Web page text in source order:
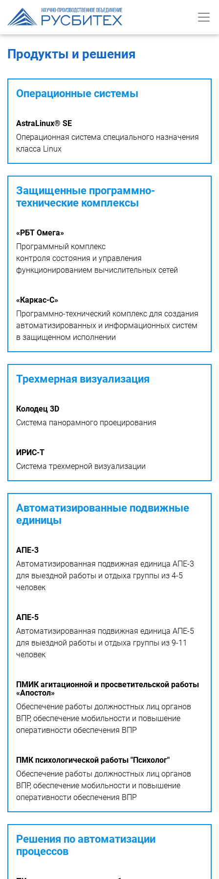
Продукты и решения
Операционные системы
AstraLinux® SE
Операционная система специального назначения
класса Linux
Защищенные программно-
технические комплексы
«РБТ Омега»
Программный комплекс
контроля состояния и управления
функционированием вычислительных сетей
«Каркас-С»
Программно-технический комплекс для создания
автоматизированных и информационных систем
в защищенном исполнении
Трехмерная визуализация
Колодец 3D
Система панорамного проецирования
ИРИС-Т
Система трехмерной визуализации
Автоматизированные подвижные
единицы
АПЕ-3
Автоматизированная подвижная единица АПЕ-3
для выездной работы и отдыха группы из 4-5
человек
АПЕ-5
Автоматизированная подвижная единица АПЕ-5
для выездной работы и отдыха группы из 9-11
человек
ПМИК агитационной и просветительской работы
«Апостол»
Обеспечение работы должностных лиц органов
ВПР, обеспечение мобильности и повышение
оперативности обеспечения ВПР
ПМК психологической работы "Психолог"
Обеспечение работы должностных лиц органов
ВПР, обеспечение мобильности и повышение
оперативности обеспечения ВПР
Решения по автоматизации
процессов